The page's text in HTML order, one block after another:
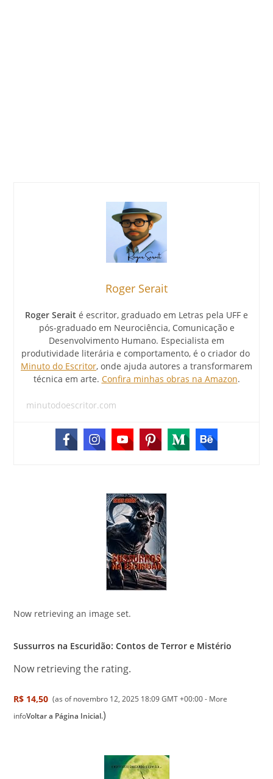
Roger Serait
Roger Serait é escritor, graduado em Letras pela UFF e
pós-graduado em Neurociência, Comunicação e
Desenvolvimento Humano. Especialista em
produtividade literária e comportamento, é o criador do
Minuto do Escritor, onde ajuda autores a transformarem
técnica em arte. Confira minhas obras na Amazon.
minutodoescritor.com
Now retrieving an image set.
Sussurros na Escuridão: Contos de Terror e Mistério
Now retrieving the rating.
R$ 14,50 (as of novembro 12, 2025 18:09 GMT +00:00 - More
infoVoltar a Página Inicial.)